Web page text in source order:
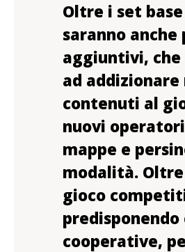
Oltre i set
saranno
aggiuntivi, che
ad addizionare
contenuti al
nuovi
mappe e
modalità.
gioco
predisponendo
cooperative,